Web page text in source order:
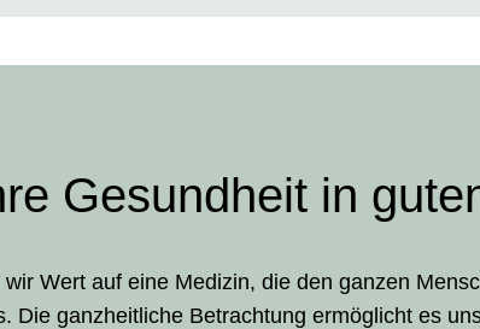
Gesundheit in
Wert auf eine Medizin, die den ganzen
Die ganzheitliche Betrachtung ermöglicht es